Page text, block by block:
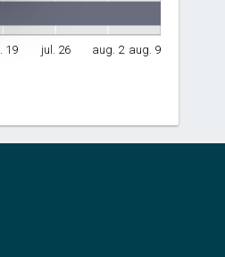
19 jul. 26 aug. 2 aug. 9